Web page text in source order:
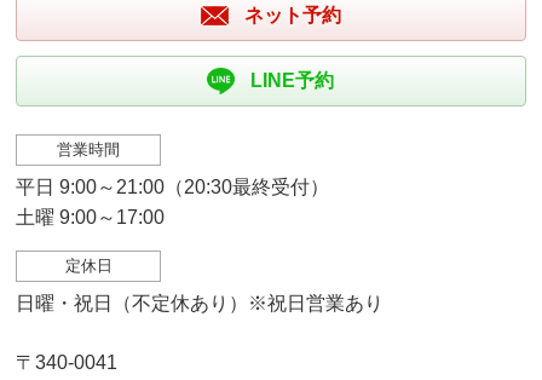
ネット予約
LINE予約
営業時間
平日 9:00～21:00（20:30最終受付）
土曜 9:00～17:00
定休日
日曜・祝日（不定休あり）※祝日営業あり
〒340-0041